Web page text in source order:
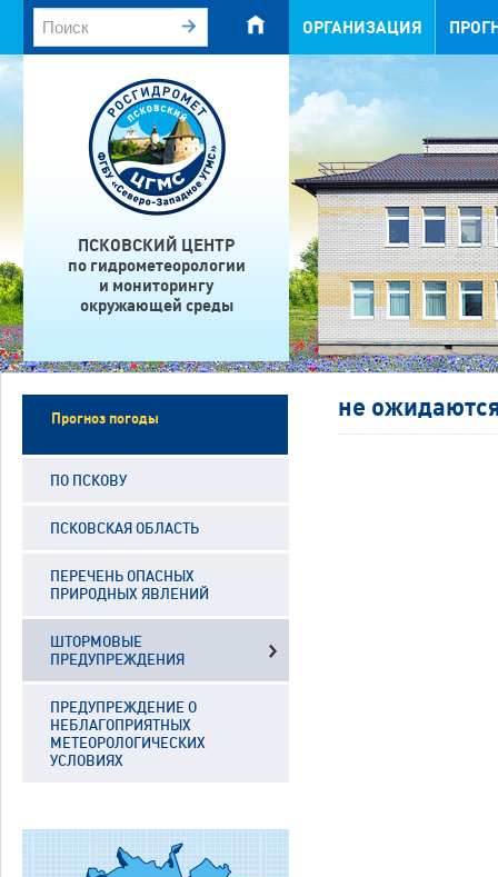
ОРГАНИЗАЦИЯ
ПСКОВСКИЙ ЦЕНТР
по гидрометеорологии
и мониторингу
окружающей среды
Прогноз погоды
ПО ПСКОВУ
ПСКОВСКАЯ ОБЛАСТЬ
ПЕРЕЧЕНЬ ОПАСНЫХ
ПРИРОДНЫХ ЯВЛЕНИЙ
ШТОРМОВЫЕ
ПРЕДУПРЕЖДЕНИЯ
ПРЕДУПРЕЖДЕНИЕ О
НЕБЛАГОПРИЯТНЫХ
МЕТЕОРОЛОГИЧЕСКИХ
УСЛОВИЯХ
не